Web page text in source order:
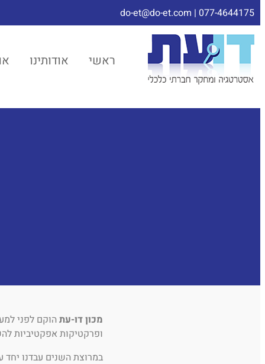
077-4644175
|
do-et@do-et.com
ראשי אודותינו
מכון דו-עתהוקם לפני
ופרקטיקות אפקטיביות
במרוצת השנים עבדנו יחד